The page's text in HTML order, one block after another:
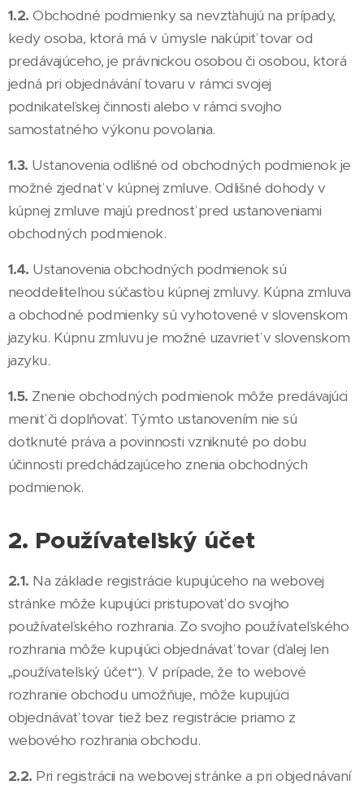
1.2. Obchodné podmienky sa nevzťahujú na prípady,
kedy osoba, ktorá má v úmysle nakúpiť tovar od
predávajúceho, je právnickou osobou či osobou, ktorá
jedná pri objednávání tovaru v rámci svojej
podnikateľskej činnosti alebo v rámci svojho
samostatného výkonu povolania.
1.3. Ustanovenia odlišné od obchodných podmienok je
možné zjednať v kúpnej zmluve. Odlišné dohody v
kúpnej zmluve majú prednosť pred ustanoveniami
obchodných podmienok.
1.4. Ustanovenia obchodných podmienok sú
neoddeliteľnou súčasťou kúpnej zmluvy. Kúpna zmluva
a obchodné podmienky sú vyhotovené v slovenskom
jazyku. Kúpnu zmluvu je možné uzavrieť v slovenskom
jazyku.
1.5. Znenie obchodných podmienok môže predávajúci
meniť či doplňovať. Týmto ustanovením nie sú
dotknuté práva a povinnosti vzniknuté po dobu
účinnosti predchádzajúceho znenia obchodných
podmienok.
2. Používateľský účet
2.1. Na základe registrácie kupujúceho na webovej
stránke môže kupujúci pristupovať do svojho
používateľského rozhrania. Zo svojho používateľského
rozhrania môže kupujúci objednávať tovar (ďalej len
„používateľský účet“). V prípade, že to webové
rozhranie obchodu umožňuje, môže kupujúci
objednávať tovar tiež bez registrácie priamo z
webového rozhrania obchodu.
2.2. Pri registrácii na webovej stránke a pri objednávaní